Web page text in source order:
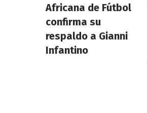
Africana de Fútbol
confirma su
respaldo a Gianni
Infantino